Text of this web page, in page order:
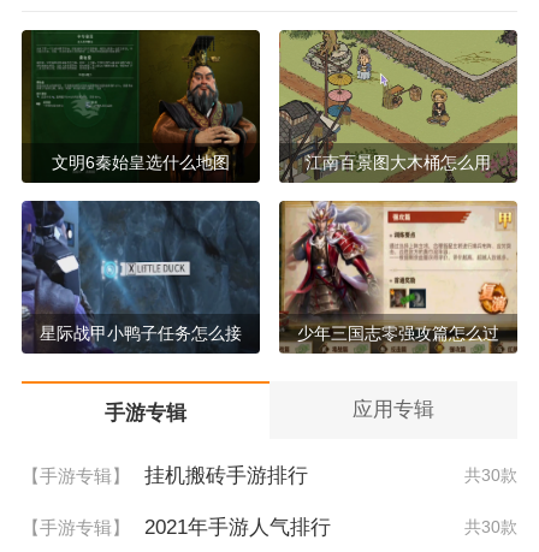
文明6秦始皇选什么地图 江南百景图大木桶怎么用
星际战甲小鸭子任务怎么接 少年三国志零强攻篇怎么过
手游专辑 应用专辑
【手游专辑】 挂机搬砖手游排行 共30款
【手游专辑】 2021年手游人气排行 共30款